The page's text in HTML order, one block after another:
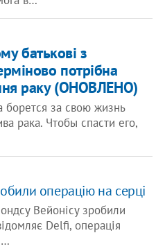
батькові з
потрібна
раку (ОНОВЛЕНО)
борется за свою жизнь
рака. Чтобы спасти его,
операцію на серці
Вейонісу зробили
Delfi, операція